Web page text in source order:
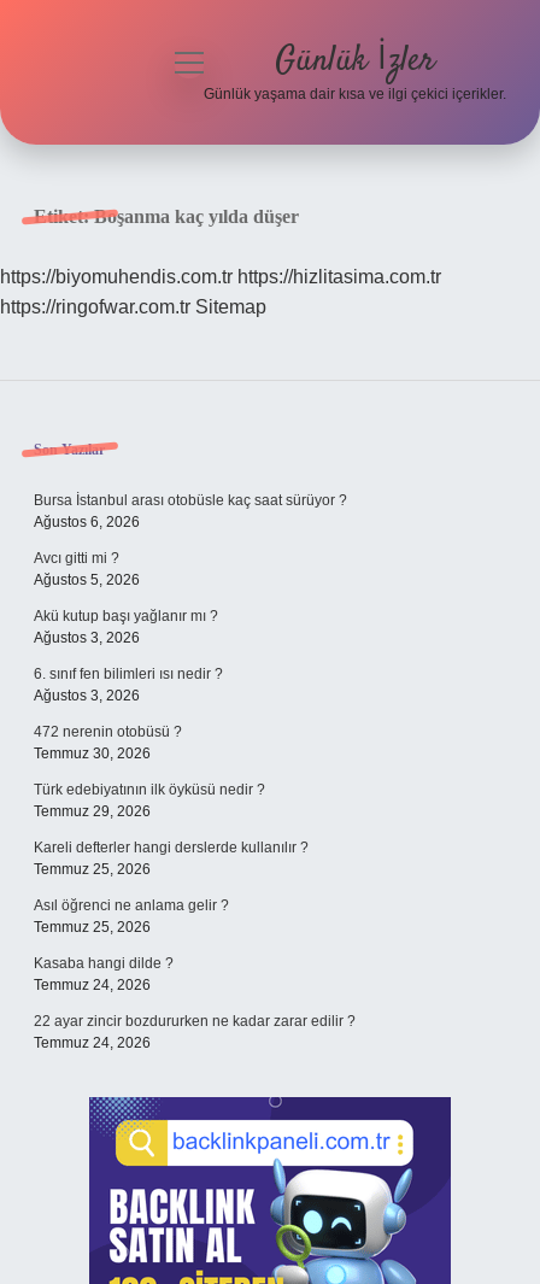
Hakkımızda
menüyü
Günlük İzler
Günlük yaşama dair kısa ve ilgi çekici içerikler.
Etiket:Boşanma kaç yılda düşer
https://biyomuhendis.com.tr https://hizlitasima.com.tr
https://ringofwar.com.tr Sitemap
Sidebar
Son Yazılar
Bursa İstanbul arası otobüsle kaç saat sürüyor ?
Ağustos 6, 2026
Avcı gitti mi ?
Ağustos 5, 2026
Akü kutup başı yağlanır mı ?
Ağustos 3, 2026
6. sınıf fen bilimleri ısı nedir ?
Ağustos 3, 2026
472 nerenin otobüsü ?
Temmuz 30, 2026
Türk edebiyatının ilk öyküsü nedir ?
Temmuz 29, 2026
Kareli defterler hangi derslerde kullanılır ?
Temmuz 25, 2026
Asıl öğrenci ne anlama gelir ?
Temmuz 25, 2026
Kasaba hangi dilde ?
Temmuz 24, 2026
22 ayar zincir bozdururken ne kadar zarar edilir ?
Temmuz 24, 2026